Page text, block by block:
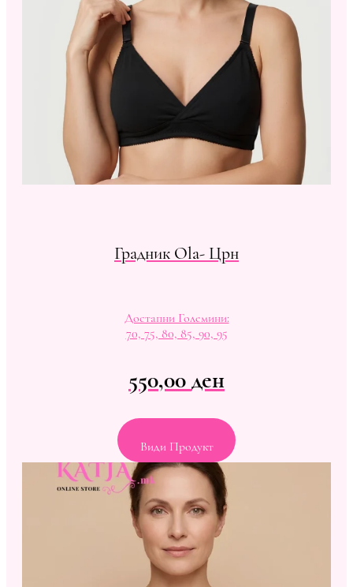
Градник Ola- Црн
Достапни Големини:
70, 75, 80, 85, 90, 95
550,00ден
Види Продукт